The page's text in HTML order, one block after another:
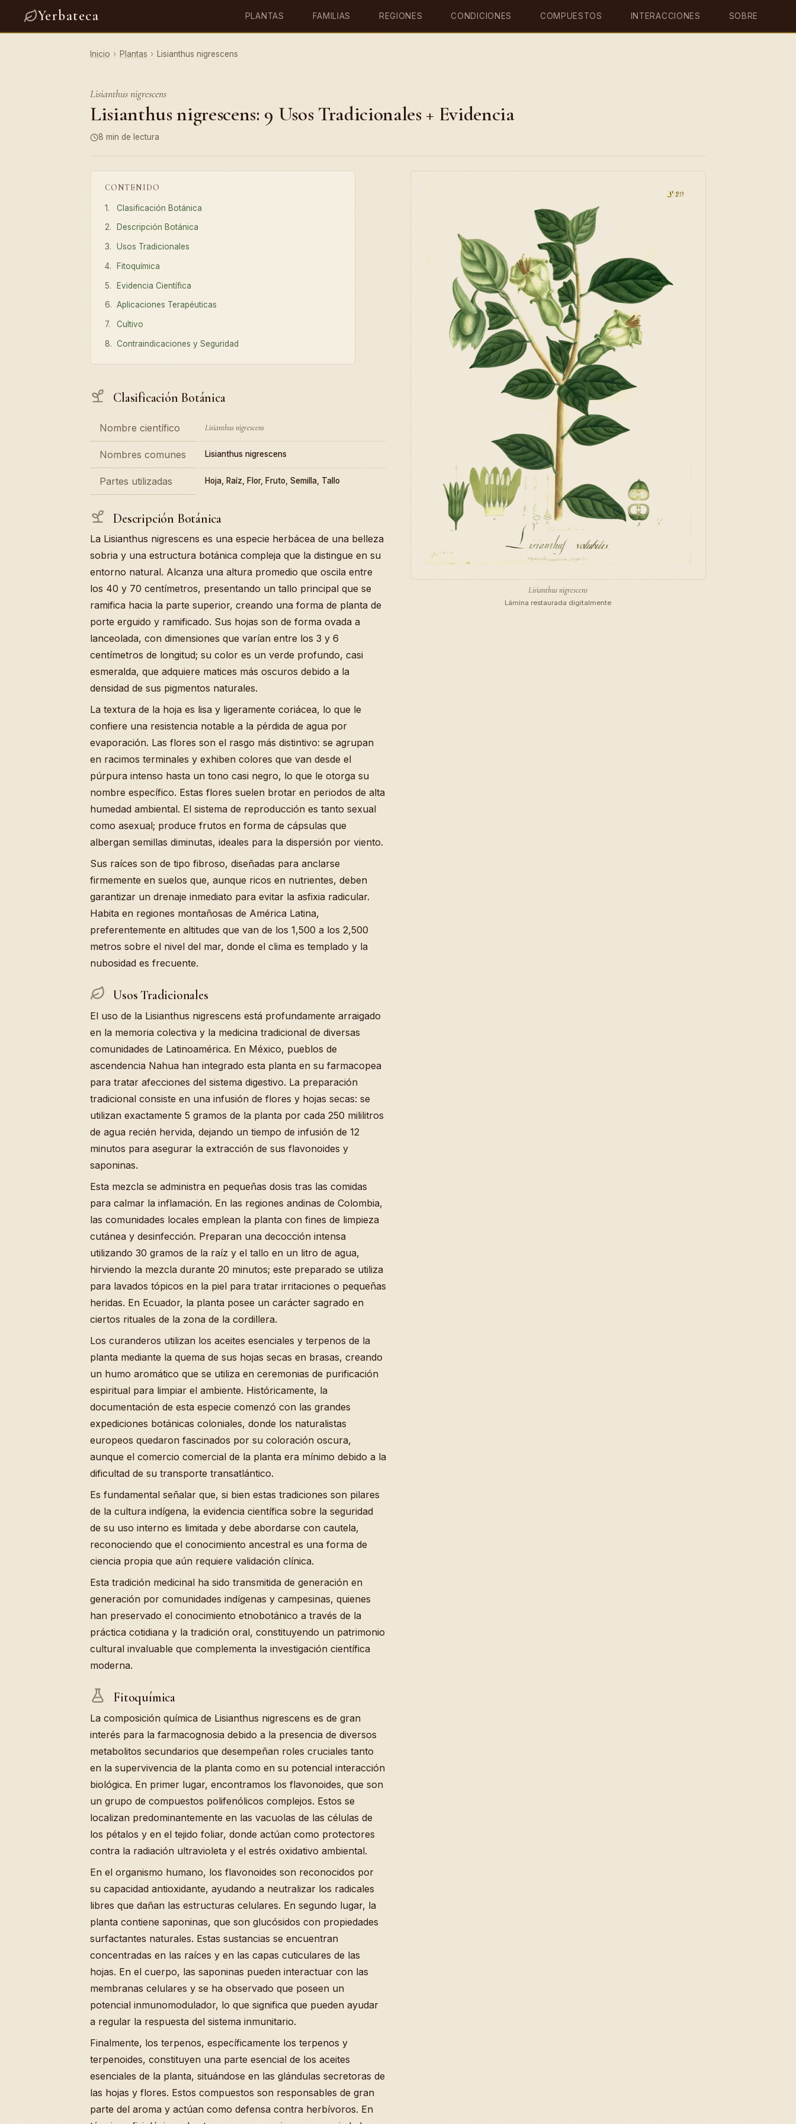
Yerbateca PLANTAS FAMILIAS REGIONES CONDICIONES COMPUESTOS INTERACCIONES SOBRE
Inicio › Plantas › Lisianthus nigrescens
Lisianthus nigrescens
Lisianthus nigrescens: 9 Usos Tradicionales + Evidencia
8 min de lectura
CONTENIDO
Clasificación Botánica
Descripción Botánica
Usos Tradicionales
Fitoquímica
Evidencia Científica
Aplicaciones Terapéuticas
Cultivo
Contraindicaciones y Seguridad
Clasificación Botánica
Nombre científico Lisianthus nigrescens
Nombres comunes Lisianthus nigrescens
Partes utilizadas Hoja, Raíz, Flor, Fruto, Semilla, Tallo
Descripción Botánica
La Lisianthus nigrescens es una especie herbácea de una belleza
sobria y una estructura botánica compleja que la distingue en su
entorno natural. Alcanza una altura promedio que oscila entre
los 40 y 70 centímetros, presentando un tallo principal que se
ramifica hacia la parte superior, creando una forma de planta de
porte erguido y ramificado. Sus hojas son de forma ovada a
lanceolada, con dimensiones que varían entre los 3 y 6
centímetros de longitud; su color es un verde profundo, casi
esmeralda, que adquiere matices más oscuros debido a la
densidad de sus pigmentos naturales.
La textura de la hoja es lisa y ligeramente coriácea, lo que le
confiere una resistencia notable a la pérdida de agua por
evaporación. Las flores son el rasgo más distintivo: se agrupan
en racimos terminales y exhiben colores que van desde el
púrpura intenso hasta un tono casi negro, lo que le otorga su
nombre específico. Estas flores suelen brotar en periodos de alta
humedad ambiental. El sistema de reproducción es tanto sexual
como asexual; produce frutos en forma de cápsulas que
albergan semillas diminutas, ideales para la dispersión por viento.
Sus raíces son de tipo fibroso, diseñadas para anclarse
firmemente en suelos que, aunque ricos en nutrientes, deben
garantizar un drenaje inmediato para evitar la asfixia radicular.
Habita en regiones montañosas de América Latina,
preferentemente en altitudes que van de los 1,500 a los 2,500
metros sobre el nivel del mar, donde el clima es templado y la
nubosidad es frecuente.
Usos Tradicionales
El uso de la Lisianthus nigrescens está profundamente arraigado
en la memoria colectiva y la medicina tradicional de diversas
comunidades de Latinoamérica. En México, pueblos de
ascendencia Nahua han integrado esta planta en su farmacopea
para tratar afecciones del sistema digestivo. La preparación
tradicional consiste en una infusión de flores y hojas secas: se
utilizan exactamente 5 gramos de la planta por cada 250 mililitros
de agua recién hervida, dejando un tiempo de infusión de 12
minutos para asegurar la extracción de sus flavonoides y
saponinas.
Esta mezcla se administra en pequeñas dosis tras las comidas
para calmar la inflamación. En las regiones andinas de Colombia,
las comunidades locales emplean la planta con fines de limpieza
cutánea y desinfección. Preparan una decocción intensa
utilizando 30 gramos de la raíz y el tallo en un litro de agua,
hirviendo la mezcla durante 20 minutos; este preparado se utiliza
para lavados tópicos en la piel para tratar irritaciones o pequeñas
heridas. En Ecuador, la planta posee un carácter sagrado en
ciertos rituales de la zona de la cordillera.
Los curanderos utilizan los aceites esenciales y terpenos de la
planta mediante la quema de sus hojas secas en brasas, creando
un humo aromático que se utiliza en ceremonias de purificación
espiritual para limpiar el ambiente. Históricamente, la
documentación de esta especie comenzó con las grandes
expediciones botánicas coloniales, donde los naturalistas
europeos quedaron fascinados por su coloración oscura,
aunque el comercio comercial de la planta era mínimo debido a la
dificultad de su transporte transatlántico.
Es fundamental señalar que, si bien estas tradiciones son pilares
de la cultura indígena, la evidencia científica sobre la seguridad
de su uso interno es limitada y debe abordarse con cautela,
reconociendo que el conocimiento ancestral es una forma de
ciencia propia que aún requiere validación clínica.
Esta tradición medicinal ha sido transmitida de generación en
generación por comunidades indígenas y campesinas, quienes
han preservado el conocimiento etnobotánico a través de la
práctica cotidiana y la tradición oral, constituyendo un patrimonio
cultural invaluable que complementa la investigación científica
moderna.
Fitoquímica
La composición química de Lisianthus nigrescens es de gran
interés para la farmacognosia debido a la presencia de diversos
metabolitos secundarios que desempeñan roles cruciales tanto
en la supervivencia de la planta como en su potencial interacción
biológica. En primer lugar, encontramos los flavonoides, que son
un grupo de compuestos polifenólicos complejos. Estos se
localizan predominantemente en las vacuolas de las células de
los pétalos y en el tejido foliar, donde actúan como protectores
contra la radiación ultravioleta y el estrés oxidativo ambiental.
En el organismo humano, los flavonoides son reconocidos por
su capacidad antioxidante, ayudando a neutralizar los radicales
libres que dañan las estructuras celulares. En segundo lugar, la
planta contiene saponinas, que son glucósidos con propiedades
surfactantes naturales. Estas sustancias se encuentran
concentradas en las raíces y en las capas cuticulares de las
hojas. En el cuerpo, las saponinas pueden interactuar con las
membranas celulares y se ha observado que poseen un
potencial inmunomodulador, lo que significa que pueden ayudar
a regular la respuesta del sistema inmunitario.
Finalmente, los terpenos, específicamente los terpenos y
terpenoides, constituyen una parte esencial de los aceites
esenciales de la planta, situándose en las glándulas secretoras de
las hojas y flores. Estos compuestos son responsables de gran
parte del aroma y actúan como defensa contra herbívoros. En
Lisianthus nigrescens
Lámina restaurada digitalmente